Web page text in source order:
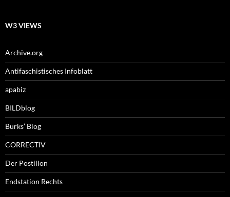
W3 VIEWS
Archive.org
Antifaschistisches Infoblatt
apabiz
BILDblog
Burks’ Blog
CORRECTIV
Der Postillon
Endstation Rechts